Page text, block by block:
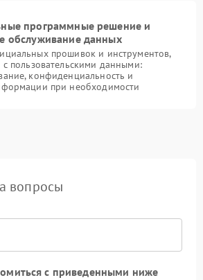
программные решение и
обслуживание данных
прошивок и инструментов,
с пользовательскими данными:
конфиденциальность и
при необходимости
вопросы
с приведенными ниже